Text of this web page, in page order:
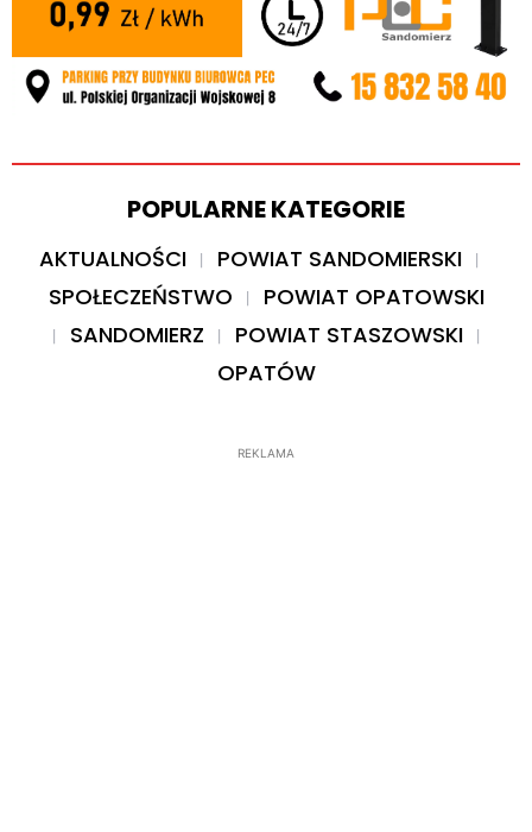
POPULARNE KATEGORIE
AKTUALNOŚCI
POWIAT SANDOMIERSKI
SPOŁECZEŃSTWO
POWIAT OPATOWSKI
SANDOMIERZ
POWIAT STASZOWSKI
OPATÓW
REKLAMA